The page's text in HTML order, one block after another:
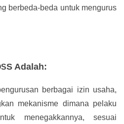
berbeda-beda untuk mengurus
S Adalah:
berbagai izin usaha,
mekanisme dimana pelaku
menegakkannya, sesuai